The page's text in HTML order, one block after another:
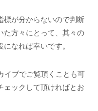
標が分からないので判断
た方々にとって、其々の
なれば幸いです。
イブでご覧頂くことも可
ェックして頂ければとお